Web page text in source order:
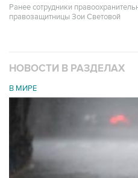
Ранее сотрудники
правозащитницы Зои Световой
НОВОСТИ В РАЗДЕЛАХ
В МИРЕ